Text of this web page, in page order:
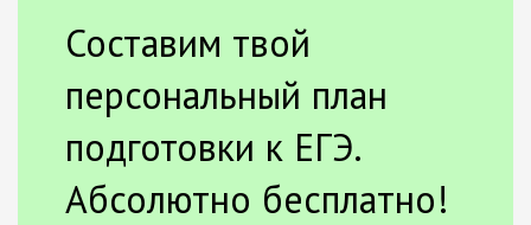
Составим твой
персональный план
подготовки к ЕГЭ.
Абсолютно бесплатно!